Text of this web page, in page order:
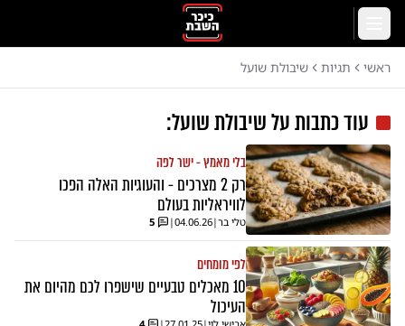
דלג לתוכן הראשי
ראשי תגיות שיבולת שועל
עוד כתבות עלשיבולת שועל:
בלי מאמץ - ישר לפה
רק 2 מצרכים - והעוגיות האלה הפכו
לוויראליות בעולם
טלי בר|
04.06.26
|
5
לפי מומחים
10 מאכלים טבעיים שישפרו לכם מהיום את
העיכול